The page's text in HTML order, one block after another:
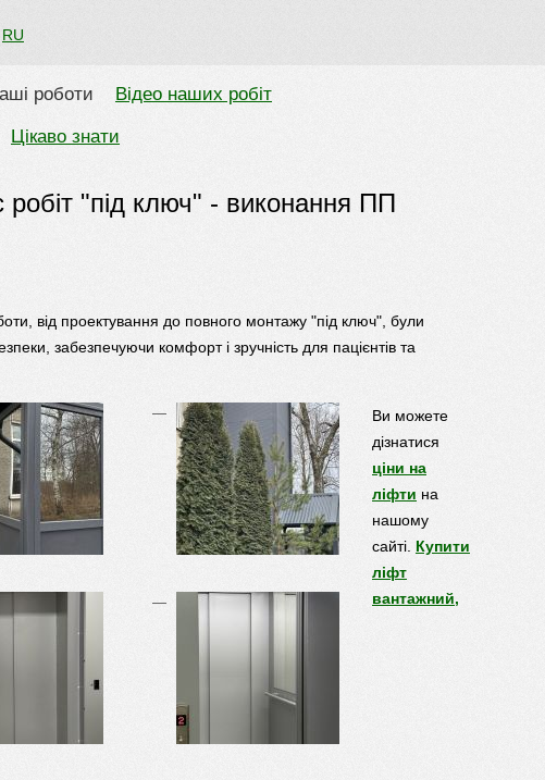
RU
роботи Відео наших робіт
Цікаво знати
"під ключ" - виконання ПП
від проектування до повного монтажу "під ключ", були
забезпечуючи комфорт і зручність для пацієнтів та
Ви можете
дізнатися
ціни на
ліфти на
нашому
сайті. Купити
ліфт
вантажний,